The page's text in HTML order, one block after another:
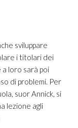
sviluppare
i titolari dei
loro sarà poi
di problemi. Per
suor Annick, si
lezione agli